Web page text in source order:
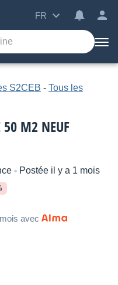
FR
S2CEB - Tous les
50 M2 NEUF
- Postée il y a 1 mois
avec